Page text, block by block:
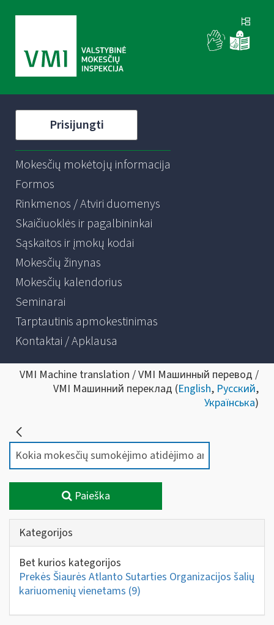
Prisijungti
Mokesčių mokėtojų informacija
Formos
Rinkmenos / Atviri duomenys
Skaičiuoklės ir pagalbininkai
Sąskaitos ir įmokų kodai
Mokesčių žinynas
Mokesčių kalendorius
Seminarai
Tarptautinis apmokestinimas
Kontaktai / Apklausa
VMI Machine translation / VMI Машинный перевод /
VMI Машинний переклад (English, Русский,
Українська)
Paieška
Kategorijos
Bet kurios kategorijos
Prekės Šiaurės Atlanto Sutarties Organizacijos šalių
kariuomenių vienetams (9)